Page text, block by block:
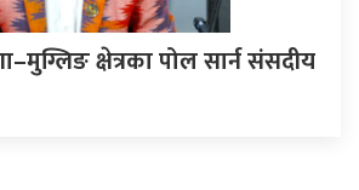
क्षेत्रका पोल सार्न संसदीय